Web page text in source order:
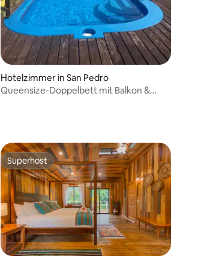
Hotelzimmer in San Pedro
Queensize-Doppelbett mit Balkon &
Superhost
Superhost